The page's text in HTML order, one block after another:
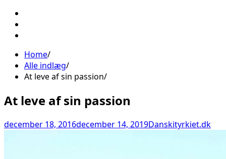
Home
Alle indlæg
At leve af sin passion
At leve af sin passion
december 18, 2016december 14, 2019Danskityrkiet.dk